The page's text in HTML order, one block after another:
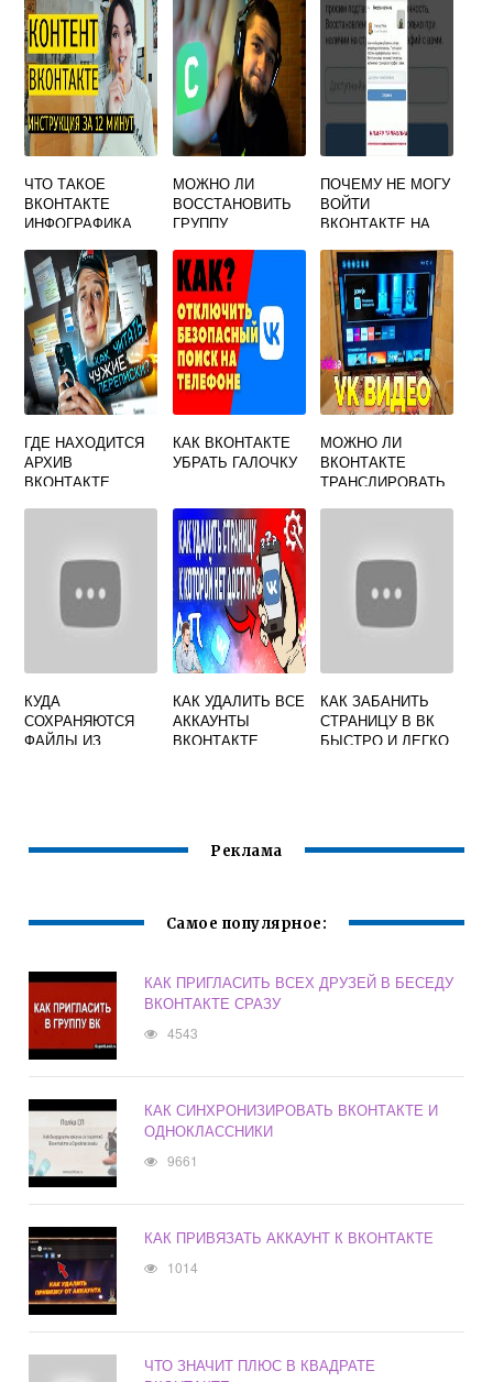
ЧТО ТАКОЕ
ВКОНТАКТЕ
ИНФОГРАФИКА
МОЖНО ЛИ
ВОССТАНОВИТЬ
ГРУППУ
ПОСЛЕ УДАЛЕНИЯ
ПОЧЕМУ НЕ МОГУ
ВОЙТИ
ВКОНТАКТЕ НА
C ПРАВИЛЬНЫМ
ПАРОЛЕМ
ГДЕ НАХОДИТСЯ
АРХИВ
ВКОНТАКТЕ
КАК ВКОНТАКТЕ
УБРАТЬ ГАЛОЧКУ
МОЖНО ЛИ
ВКОНТАКТЕ
ТРАНСЛИРОВАТЬ
КУДА
СОХРАНЯЮТСЯ
ФАЙЛЫ ИЗ
КАК УДАЛИТЬ ВСЕ
АККАУНТЫ
ВКОНТАКТЕ
КАК ЗАБАНИТЬ
СТРАНИЦУ В ВК
БЫСТРО И ЛЕГКО
Реклама
Самое популярное:
КАК ПРИГЛАСИТЬ ВСЕХ ДРУЗЕЙ В БЕСЕДУ
ВКОНТАКТЕ СРАЗУ
4543
КАК СИНХРОНИЗИРОВАТЬ ВКОНТАКТЕ И
ОДНОКЛАССНИКИ
9661
КАК ПРИВЯЗАТЬ АККАУНТ К ВКОНТАКТЕ
1014
ЧТО ЗНАЧИТ ПЛЮС В КВАДРАТЕ